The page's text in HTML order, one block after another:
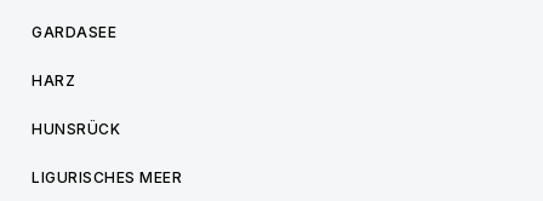
GARDASEE
HARZ
HUNSRÜCK
LIGURISCHES MEER